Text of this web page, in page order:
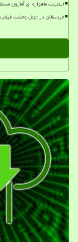
اینترنت ماهواره ای آمازون
خردسالان در تونل وحشت